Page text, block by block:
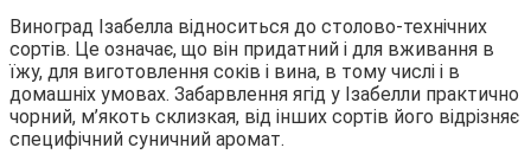
Виноград Ізабелла відноситься до столово-технічних
сортів. Це означає, що він придатний і для вживання в
їжу, для виготовлення соків і вина, в тому числі і в
домашніх умовах. Забарвлення ягід у Ізабелли практично
чорний, м’якоть склизкая, від інших сортів його відрізняє
специфічний суничний аромат.